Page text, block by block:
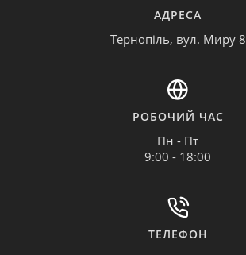
АДРЕСА
Тернопіль, вул. Миру 8
РОБОЧИЙ ЧАС
Пн - Пт
9:00 - 18:00
ТЕЛЕФОН